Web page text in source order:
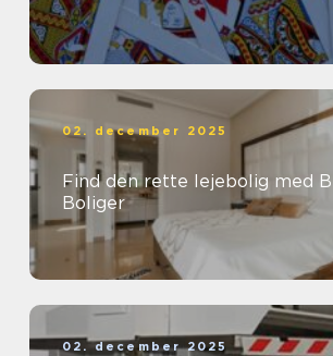
02. december 2025
Find den rette lejebolig med
Boliger
02. december 2025